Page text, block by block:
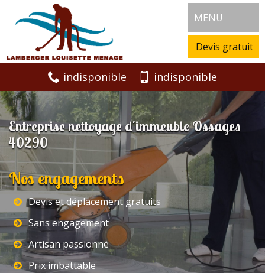
MENU
Devis gratuit
indisponible indisponible
Entreprise nettoyage d'immeuble Ossages
40290
Nos engagements
Devis et déplacement gratuits
Sans engagement
Artisan passionné
Prix imbattable